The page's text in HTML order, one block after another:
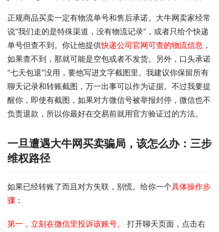
正规商品买卖一定有物流单号和售后承诺。大牛网卖家经常
说“我们走的是特殊渠道，没有物流记录”，或者只给个快递
单号但查不到。你让他提供快递公司官网可查的物流信息 ，
如果查不到，那就可能是空包或者不发货。另外，口头承诺
“七天包退”没用，要他写进文字截图里。我建议你保留所有
聊天记录和转账截图，万一出事可以作为证据。不过我要提
醒你，即使有截图，如果对方微信号被举报封停，微信也不
负责退款，所以你最好在交易前就用官方验证过的方法。
一旦遭遇大牛网买卖骗局，该怎么办：三步
维权路径
如果已经转账了而且对方失联，别慌。给你一个具体操作步
骤 ：
第一，立刻在微信里投诉该账号。
打开聊天页面，点击右